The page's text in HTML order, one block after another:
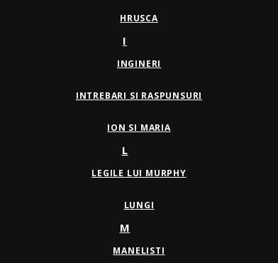
HRUSCA
I
INGINERI
INTREBARI SI RASPUNSURI
ION SI MARIA
L
LEGILE LUI MURPHY
LUNGI
M
MANELISTI